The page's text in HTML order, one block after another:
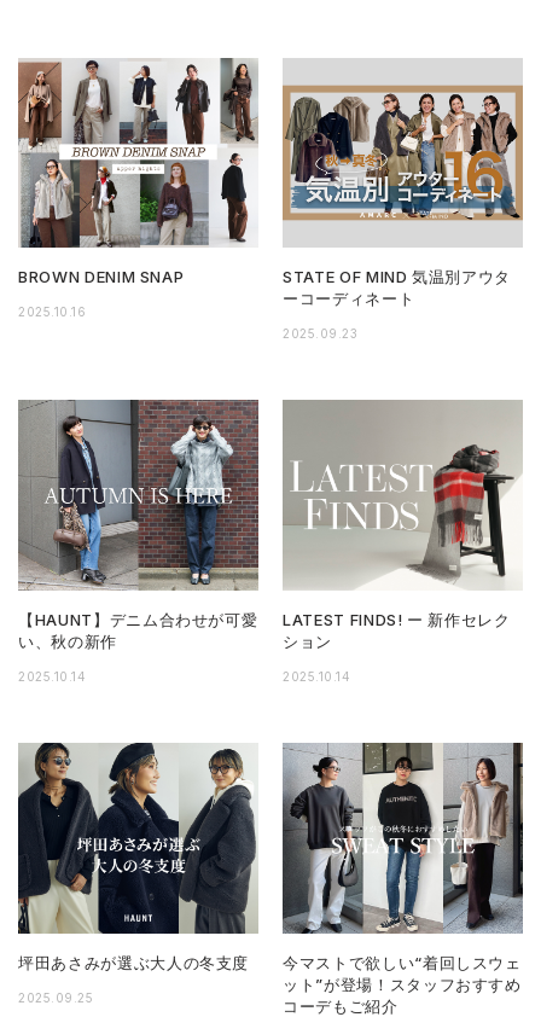
BROWN DENIM SNAP
2025.10.16
STATE OF MIND 気温別アウタ
ーコーディネート
2025.09.23
【HAUNT】デニム合わせが可愛
い、秋の新作
2025.10.14
LATEST FINDS! ー 新作セレク
ション
2025.10.14
坪田あさみが選ぶ大人の冬支度
2025.09.25
今マストで欲しい“着回しスウェ
ット”が登場！スタッフおすすめ
コーデもご紹介